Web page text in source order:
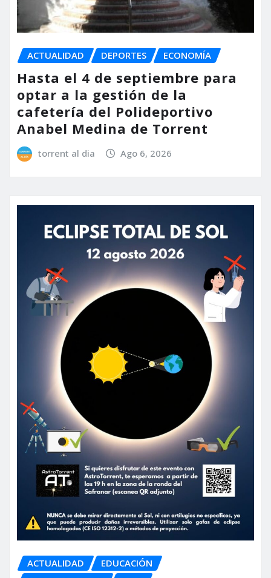
ACTUALIDAD DEPORTES ECONOMÍA
Hasta el 4 de septiembre para
optar a la gestión de la
cafetería del Polideportivo
Anabel Medina de Torrent
torrent al dia Ago 6, 2026
ACTUALIDAD
EDUCACIÓN